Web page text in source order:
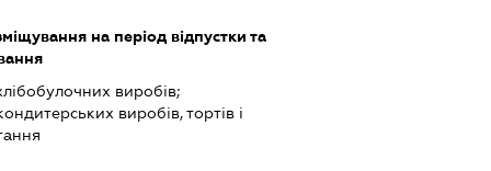
на період відпустки та
виробів;
виробів, тортів і